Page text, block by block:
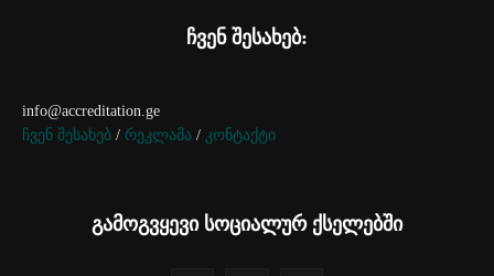
ჩვენ შესახებ:
info@accreditation.ge
ჩვენ შესახებ / რეკლამა / კონტაქტი
გამოგვყევი სოციალურ ქსელებში